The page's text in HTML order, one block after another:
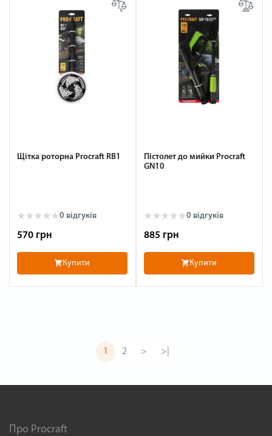
Щітка роторна Procraft RB1
0 відгуків
570 грн
Купити
Пістолет до мийки Procraft
GN10
0 відгуків
885 грн
Купити
1 2 > >|
Про Procraft